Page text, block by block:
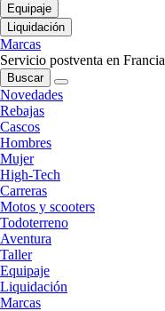
Equipaje
Liquidación
Marcas
Servicio postventa en Francia
Buscar
Novedades
Rebajas
Cascos
Hombres
Mujer
High-Tech
Carreras
Motos y scooters
Todoterreno
Aventura
Taller
Equipaje
Liquidación
Marcas